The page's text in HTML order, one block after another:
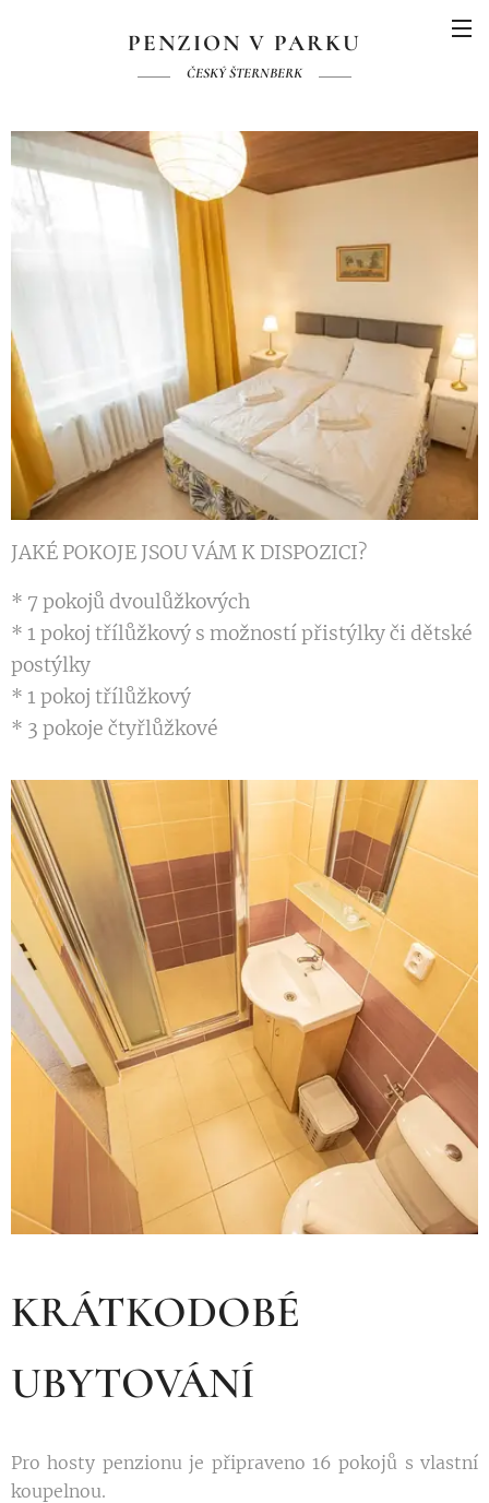
PENZION V PARKU
ČESKÝ ŠTERNBERK
JAKÉ POKOJE JSOU VÁM K DISPOZICI?
* 7 pokojů dvoulůžkových
* 1 pokoj třílůžkový s možností přistýlky či dětské
postýlky
* 1 pokoj třílůžkový
* 3 pokoje čtyřlůžkové
KRÁTKODOBÉ
UBYTOVÁNÍ
Pro hosty penzionu je připraveno 16 pokojů s vlastní
koupelnou.